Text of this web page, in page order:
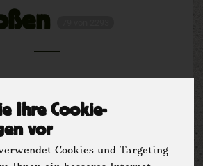
Ihre Cookie-
vor
Cookies und Targeting